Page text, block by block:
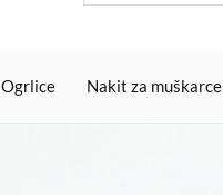
Ogrlice Nakit za muškarce